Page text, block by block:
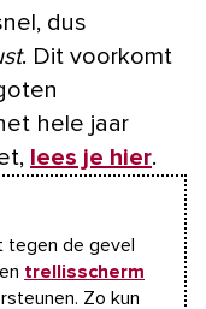
dus
. Dit voorkomt
hele jaar
lees je hier.
tegen de gevel
trellisscherm
Zo kun